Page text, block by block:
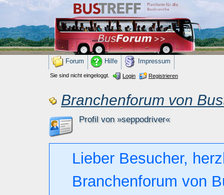
Forum Hilfe Impressum
Sie sind nicht eingeloggt. Login Registrieren
Branchenforum von
Profil von »seppodriver«
Lieber Besucher,
Branchenforum von